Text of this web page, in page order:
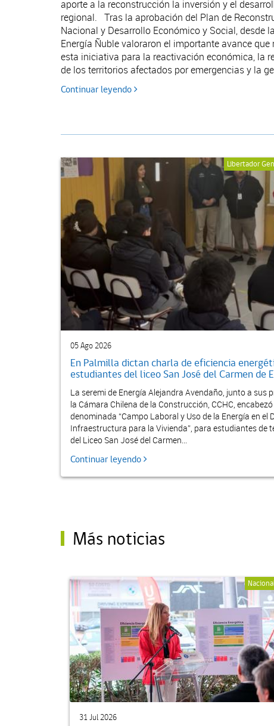
aporte a la reconstrucción la inversión y el
regional. Tras la aprobación del Plan de
Nacional y Desarrollo Económico y Social, desde
Energía Ñuble valoraron el importante avance que
esta iniciativa para la reactivación económica, la
de los territorios afectados por emergencias y la
Continuar leyendo
Libertador
05 Ago 2026
En Palmilla dictan charla de eficiencia
estudiantes del liceo San José del Carmen de
La seremi de Energía Alejandra Avendaño, junto a sus
la Cámara Chilena de la Construcción, CCHC,
denominada “Campo Laboral y Uso de la Energía en el
Infraestructura para la Vivienda”, para estudiantes de
del Liceo San José del Carmen...
Continuar leyendo
Más noticias
31 Jul 2026